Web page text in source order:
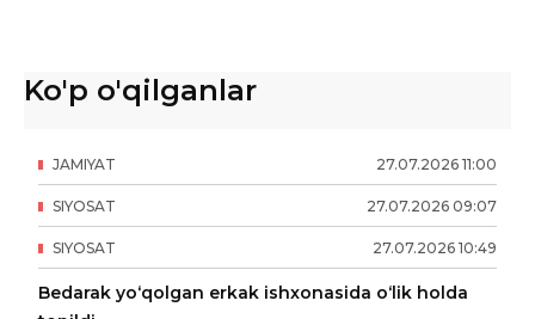
Ko'p o'qilganlar
27.07.2026 11:00
JAMIYAT
27.07.2026 09:07
SIYOSAT
27.07.2026 10:49
SIYOSAT
Bedarak yo‘qolgan erkak ishxonasida o‘lik holda